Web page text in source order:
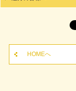
HOMEへ